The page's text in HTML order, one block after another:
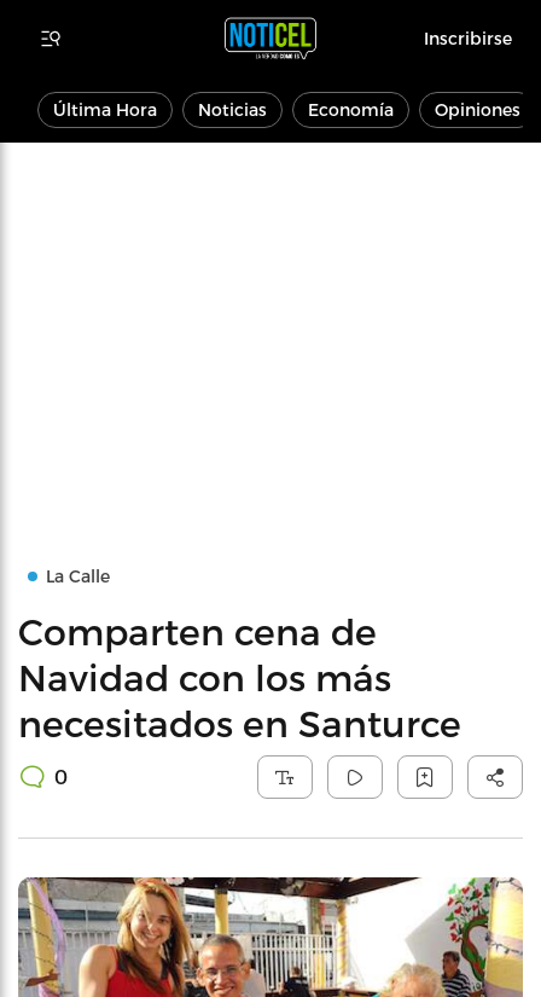
Inscribirse
Última Hora Noticias Economía Opiniones
La Calle
Comparten cena de
Navidad con los más
necesitados en Santurce
0